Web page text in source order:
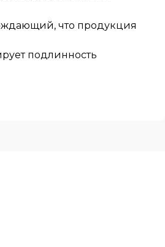
что продукция
подлинность